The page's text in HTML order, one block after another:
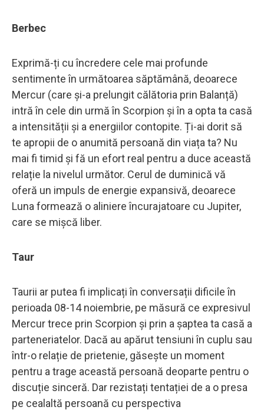
Berbec
Exprimă-ți cu încredere cele mai profunde
sentimente în următoarea săptămână, deoarece
Mercur (care și-a prelungit călătoria prin Balanță)
intră în cele din urmă în Scorpion și în a opta ta casă
a intensității și a energiilor contopite. Ți-ai dorit să
te apropii de o anumită persoană din viața ta? Nu
mai fi timid și fă un efort real pentru a duce această
relație la nivelul următor. Cerul de duminică vă
oferă un impuls de energie expansivă, deoarece
Luna formează o aliniere încurajatoare cu Jupiter,
care se mișcă liber.
Taur
Taurii ar putea fi implicați în conversații dificile în
perioada 08-14 noiembrie, pe măsură ce expresivul
Mercur trece prin Scorpion și prin a șaptea ta casă a
parteneriatelor. Dacă au apărut tensiuni în cuplu sau
într-o relație de prietenie, găsește un moment
pentru a trage această persoană deoparte pentru o
discuție sinceră. Dar rezistați tentației de a o presa
pe cealaltă persoană cu perspectiva